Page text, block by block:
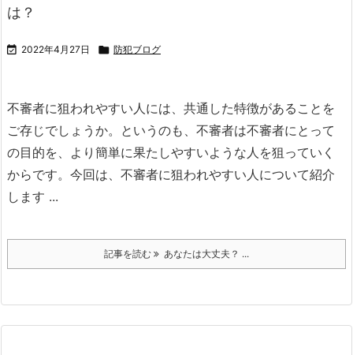
は？
 2022年4月27日  防犯ブログ
不審者に狙われやすい人には、共通した特徴があることを
ご存じでしょうか。 というのも、不審者は不審者にとって
の目的を、より簡単に果たしやすいような人を狙っていく
からです。 今回は、不審者に狙われやすい人について紹介
します ...
記事を読む あなたは大丈夫？ ...